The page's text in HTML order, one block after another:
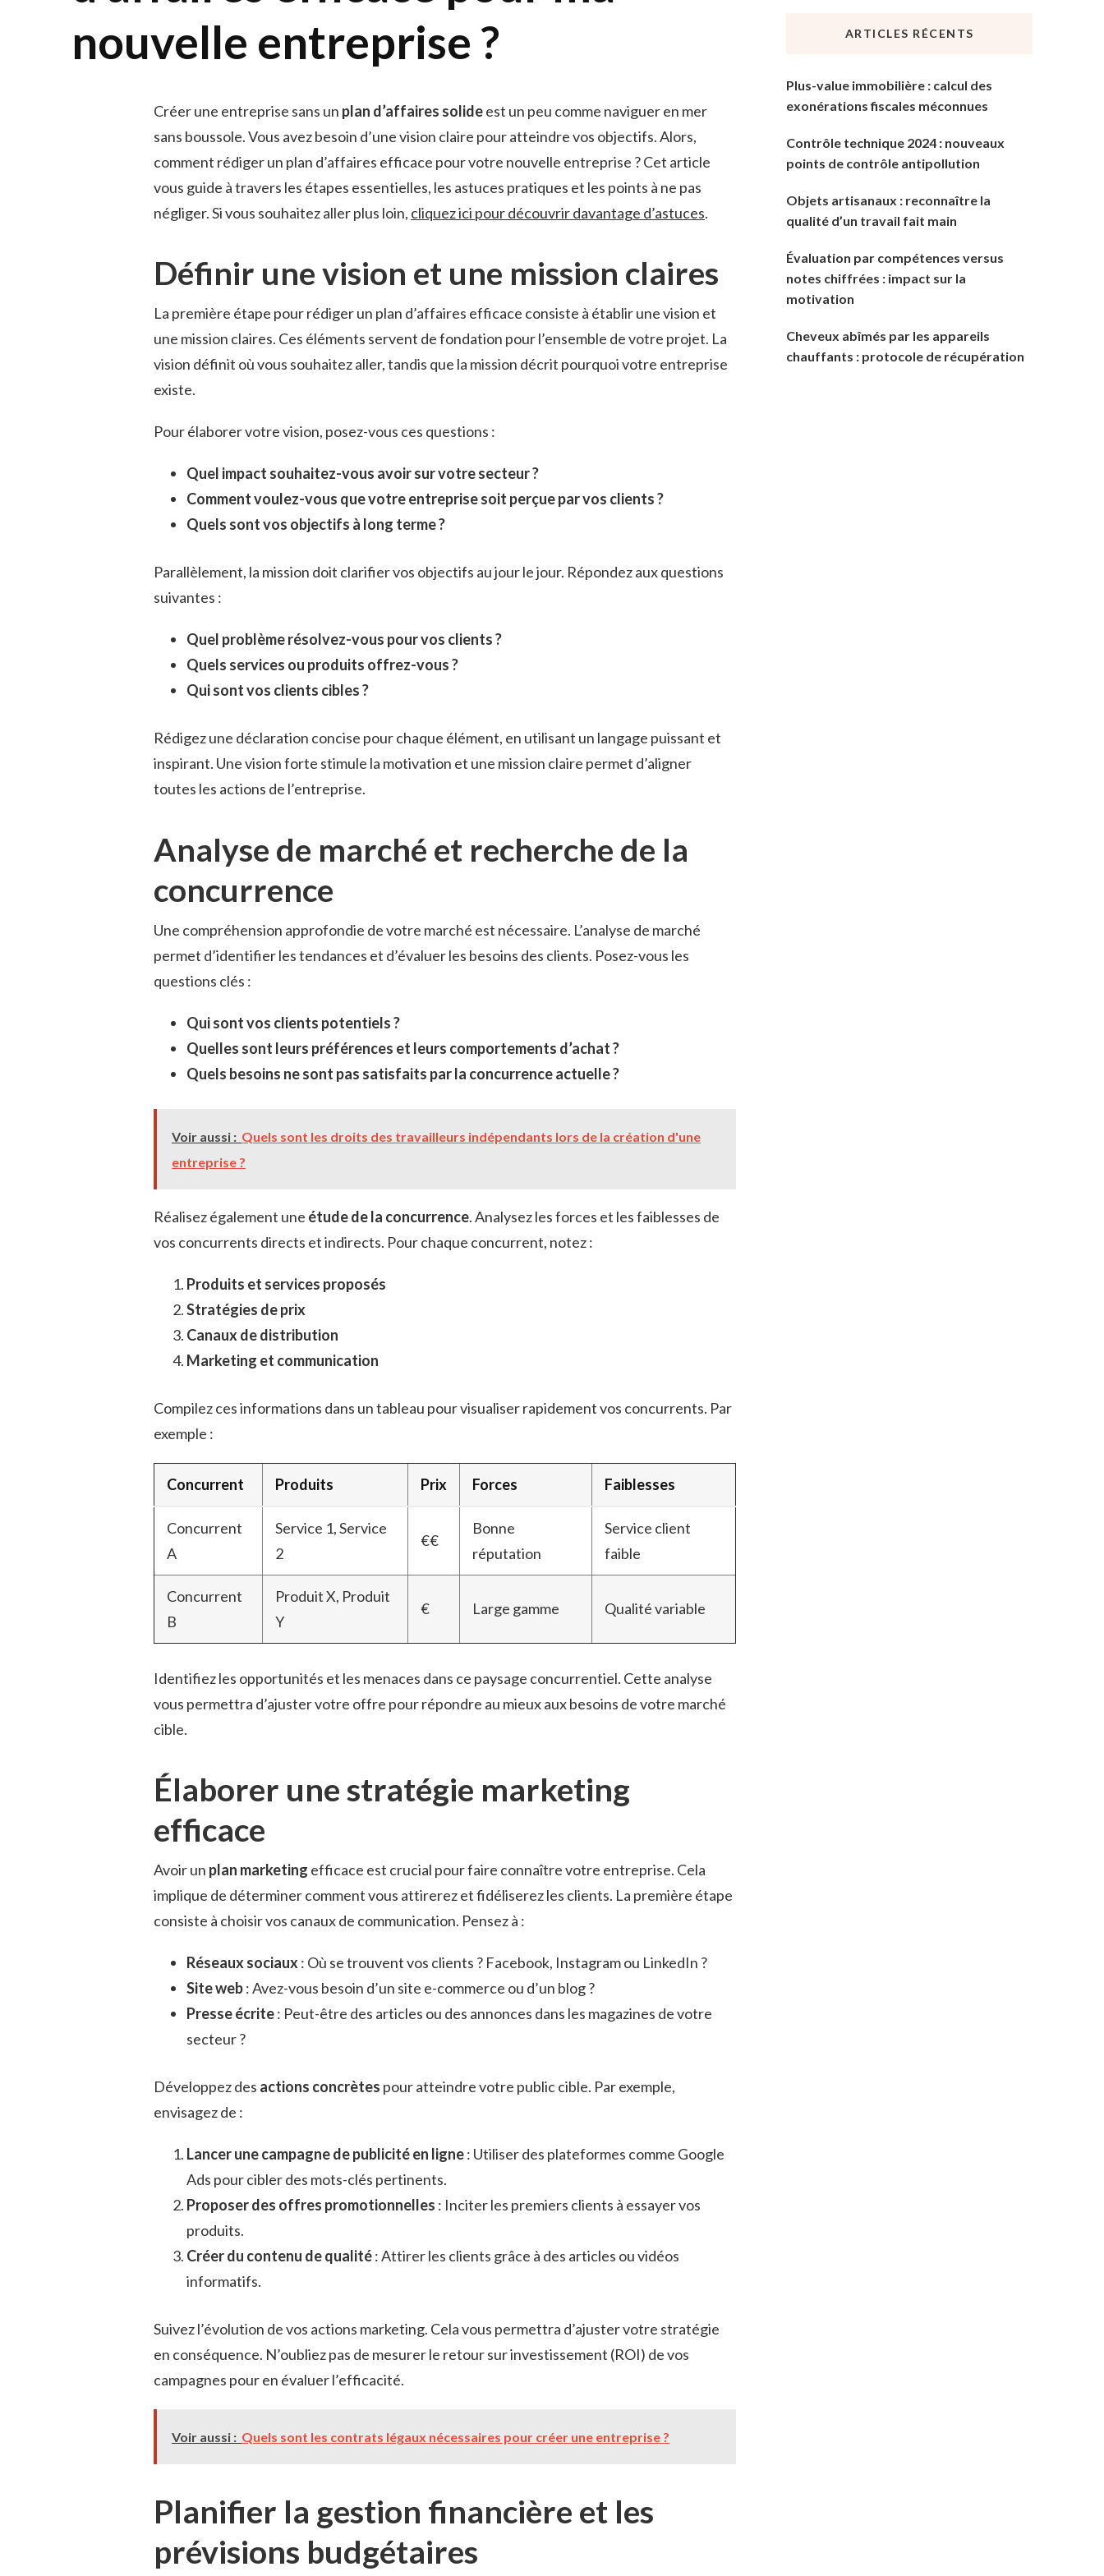
nouvelle entreprise ?
Créer une entreprise sans un plan d’affaires solideest un peu comme naviguer en mer
sans boussole. Vous avez besoin d’une vision claire pour atteindre vos objectifs. Alors,
comment rédiger un plan d’affaires efficace pour votre nouvelle entreprise ? Cet article
vous guide à travers les étapes essentielles, les astuces pratiques et les points à ne pas
négliger. Si vous souhaitez aller plus loin, cliquez ici pour découvrir davantage d’astuces.
Définir une vision et une mission claires
La première étape pour rédiger un plan d’affaires efficace consiste à établir une vision et
une mission claires. Ces éléments servent de fondation pour l’ensemble de votre projet. La
vision définit où vous souhaitez aller, tandis que la mission décrit pourquoi votre entreprise
existe.
Pour élaborer votre vision, posez-vous ces questions :
Quel impact souhaitez-vous avoir sur votre secteur ?
Comment voulez-vous que votre entreprise soit perçue par vos clients ?
Quels sont vos objectifs à long terme ?
Parallèlement, la mission doit clarifier vos objectifs au jour le jour. Répondez aux questions
suivantes :
Quel problème résolvez-vous pour vos clients ?
Quels services ou produits offrez-vous ?
Qui sont vos clients cibles ?
Rédigez une déclaration concise pour chaque élément, en utilisant un langage puissant et
inspirant. Une vision forte stimule la motivation et une mission claire permet d’aligner
toutes les actions de l’entreprise.
Analyse de marché et recherche de la
concurrence
Une compréhension approfondie de votre marché est nécessaire. L’analyse de marché
permet d’identifier les tendances et d’évaluer les besoins des clients. Posez-vous les
questions clés :
Qui sont vos clients potentiels ?
Quelles sont leurs préférences et leurs comportements d’achat ?
Quels besoins ne sont pas satisfaits par la concurrence actuelle ?
Voir aussi : Quels sont les droits des travailleurs indépendants lors de la création d'une
entreprise ?
Réalisez également une étude de la concurrence. Analysez les forces et les faiblesses de
vos concurrents directs et indirects. Pour chaque concurrent, notez :
Produits et services proposés
Stratégies de prix
Canaux de distribution
Marketing et communication
Compilez ces informations dans un tableau pour visualiser rapidement vos concurrents. Par
exemple :
Concurrent Produits Prix Forces Faiblesses
Concurrent
A
Service 1, Service
2
€€
Bonne
réputation
Service client
faible
Concurrent
B
Produit X, Produit
Y
€ Large gamme Qualité variable
Identifiez les opportunités et les menaces dans ce paysage concurrentiel. Cette analyse
vous permettra d’ajuster votre offre pour répondre au mieux aux besoins de votre marché
cible.
Élaborer une stratégie marketing
efficace
Avoir un plan marketing efficace est crucial pour faire connaître votre entreprise. Cela
implique de déterminer comment vous attirerez et fidéliserez les clients. La première étape
consiste à choisir vos canaux de communication. Pensez à :
Réseaux sociaux : Où se trouvent vos clients ? Facebook, Instagram ou LinkedIn ?
Site web: Avez-vous besoin d’un site e-commerce ou d’un blog ?
Presse écrite: Peut-être des articles ou des annonces dans les magazines de votre
secteur ?
Développez des actions concrètes pour atteindre votre public cible. Par exemple,
envisagez de :
Lancer une campagne de publicité en ligne: Utiliser des plateformes comme Google
Ads pour cibler des mots-clés pertinents.
Proposer des offres promotionnelles : Inciter les premiers clients à essayer vos
produits.
Créer du contenu de qualité: Attirer les clients grâce à des articles ou vidéos
informatifs.
Suivez l’évolution de vos actions marketing. Cela vous permettra d’ajuster votre stratégie
en conséquence. N’oubliez pas de mesurer le retour sur investissement (ROI) de vos
campagnes pour en évaluer l’efficacité.
Voir aussi : Quels sont les contrats légaux nécessaires pour créer une entreprise ?
Planifier la gestion financière et les
prévisions budgétaires
ARTICLES RÉCENTS
Plus-value immobilière : calcul des
exonérations fiscales méconnues
Contrôle technique 2024 : nouveaux
points de contrôle antipollution
Objets artisanaux : reconnaître la
qualité d’un travail fait main
Évaluation par compétences versus
notes chiffrées : impact sur la
motivation
Cheveux abîmés par les appareils
chauffants : protocole de récupération